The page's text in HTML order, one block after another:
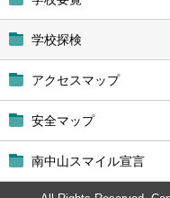
学校探検
アクセスマップ
安全マップ
南中山スマイル宣言